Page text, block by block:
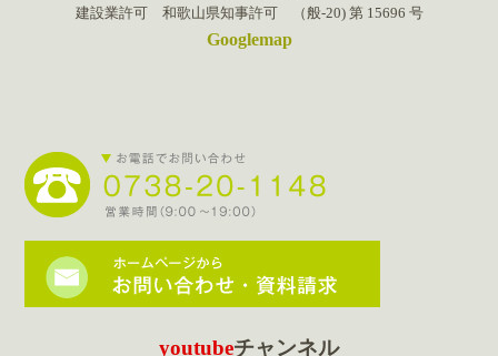
建設業許可 和歌山県知事許可 （般-20) 第 15696 号
Googlemap
youtubeチャンネル